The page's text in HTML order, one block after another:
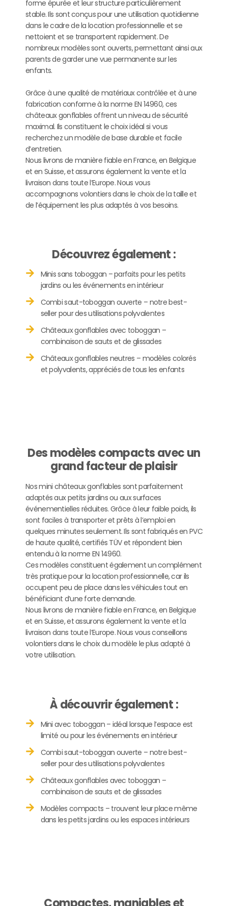
forme épurée et leur structure particulièrement
stable. Ils sont conçus pour une utilisation quotidienne
dans le cadre de la location professionnelle et se
nettoient et se transportent rapidement. De
nombreux modèles sont ouverts, permettant ainsi aux
parents de garder une vue permanente sur les
enfants.
Grâce à une qualité de matériaux contrôlée et à une
fabrication conforme à la norme EN 14960, ces
châteaux gonflables offrent un niveau de sécurité
maximal. Ils constituent le choix idéal si vous
recherchez un modèle de base durable et facile
d’entretien.
Nous livrons de manière fiable en France, en Belgique
et en Suisse, et assurons également la vente et la
livraison dans toute l’Europe. Nous vous
accompagnons volontiers dans le choix de la taille et
de l’équipement les plus adaptés à vos besoins.
Découvrez également :
Minis sans toboggan – parfaits pour les petits
jardins ou les événements en intérieur
Combi saut-toboggan ouverte – notre best-
seller pour des utilisations polyvalentes
Châteaux gonflables avec toboggan –
combinaison de sauts et de glissades
Châteaux gonflables neutres – modèles colorés
et polyvalents, appréciés de tous les enfants
Des modèles compacts avec un
grand facteur de plaisir
Nos mini châteaux gonflables sont parfaitement
adaptés aux petits jardins ou aux surfaces
événementielles réduites. Grâce à leur faible poids, ils
sont faciles à transporter et prêts à l’emploi en
quelques minutes seulement. Ils sont fabriqués en PVC
de haute qualité, certifiés TÜV et répondent bien
entendu à la norme EN 14960.
Ces modèles constituent également un complément
très pratique pour la location professionnelle, car ils
occupent peu de place dans les véhicules tout en
bénéficiant d’une forte demande.
Nous livrons de manière fiable en France, en Belgique
et en Suisse, et assurons également la vente et la
livraison dans toute l’Europe. Nous vous conseillons
volontiers dans le choix du modèle le plus adapté à
votre utilisation.
À découvrir également :
Mini avec toboggan – idéal lorsque l’espace est
limité ou pour les événements en intérieur
Combi saut-toboggan ouverte – notre best-
seller pour des utilisations polyvalentes
Châteaux gonflables avec toboggan –
combinaison de sauts et de glissades
Modèles compacts – trouvent leur place même
dans les petits jardins ou les espaces intérieurs